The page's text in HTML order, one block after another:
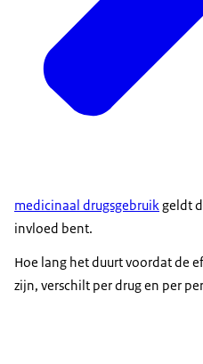
medicinaal drugsgebruikgeldt
invloed bent.
Hoe lang het duurt voordat de
zijn, verschilt per drug en per